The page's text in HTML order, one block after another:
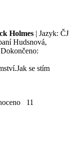
Holmes | Jazyk: ČJ
Hudsnová,
se stím
11